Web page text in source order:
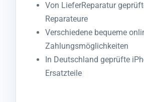
Von LieferReparatur
Reparateure
Verschiedene bequeme
Zahlungsmöglichkeiten
In Deutschland geprüfte
Ersatzteile